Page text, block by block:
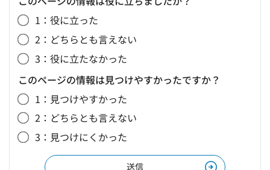
1：役に立った
2：どちらとも言えない
3：役に立たなかった
このページの情報は見つけやすかったですか？
1：見つけやすかった
2：どちらとも言えない
3：見つけにくかった